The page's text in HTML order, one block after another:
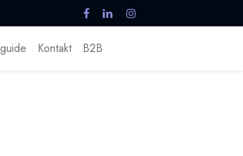
Kontakt B2B